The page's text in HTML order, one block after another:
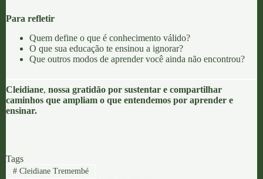
Para refletir
Quem define o que é conhecimento válido?
O que sua educação te ensinou a ignorar?
Que outros modos de aprender você ainda não encontrou?
Cleidiane, nossa gratidão por sustentar e compartilhar
caminhos que ampliam o que entendemos por aprender e
ensinar.
Tags
#Cleidiane Tremembé